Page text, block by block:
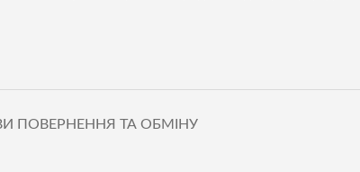
ПОВЕРНЕННЯ ТА ОБМІНУ